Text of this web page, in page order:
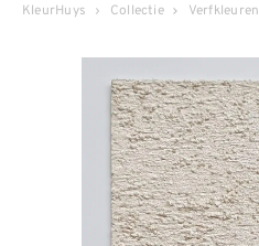
KleurHuys Collectie Verfkleuren